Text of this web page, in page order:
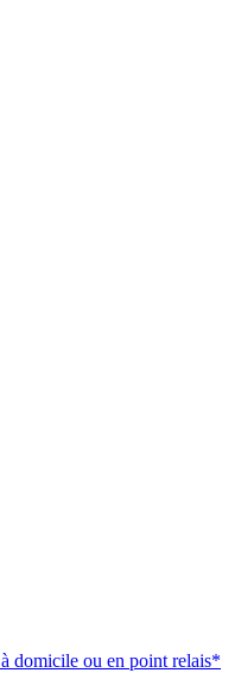
domicile ou en point relais*